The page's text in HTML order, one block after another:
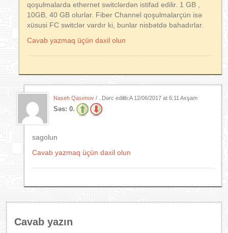
qoşulmalarda ethernet switclərdən istifad edilir. 1 GB ,
10GB, 40 GB olurlar. Fiber Channel qoşulmalarçün isə
xüsusi FC switclər vardır ki, bunlar nisbətdə bahadırlar.
Cavab yazmaq üçün daxil olun
Naseh Qasımov / . Dərc edilib:A 12/06/2017 at 6:11 Axşam
Səs: 0.
sagolun
Cavab yazmaq üçün daxil olun
Cavab yazın